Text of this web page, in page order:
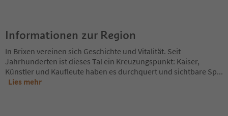
Informationen zur Region
In Brixen vereinen sich Geschichte und Vitalität. Seit
Jahrhunderten ist dieses Tal ein Kreuzungspunkt: Kaiser,
Künstler und Kaufleute haben es durchquert und sichtbare Sp...
Lies mehr